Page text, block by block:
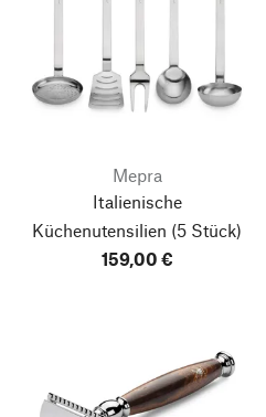
Mepra
Italienische
Küchenutensilien (5 Stück)
159,00 €